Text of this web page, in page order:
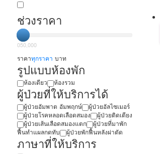
ช่วงราคา
050,000
ราคาทุกราคา บาท
รูปแบบห้องพัก
ห้องเดียว ห้องรวม
ผู้ป่วยที่ให้บริการได้
ผู้ป่วยอัมพาต อัมพฤกษ์
ผู้ป่วยอัลไซเมอร์
ผู้ป่วยโรคหลอดเลือดสมอง
ผู้ป่วยติดเตียง
ผู้ป่วยเส้นเลือดสมองแตก
ผู้ป่วยที่มาพัก
ฟื้นทำแผลกดทับ
ผู้ป่วยพักฟื้นหลังผ่าตัด
ภาษาที่ให้บริการ